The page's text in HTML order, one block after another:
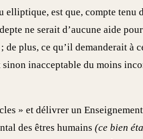
elliptique, est que, compte tenu
ne serait d’aucune aide
de plus, ce qu’il demanderait à
inacceptable du moins
» et délivrer un
des êtres humains(ce bien